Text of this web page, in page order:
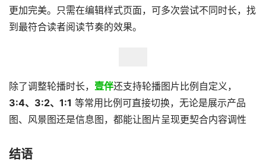
更加完美。只需在编辑样式页面，可多次尝试不同时长，找
到最符合读者阅读节奏的效果。
除了调整轮播时长， 壹伴还支持轮播图片比例自定义，
3:4、3:2、1:1 等常用比例可直接切换，无论是展示产品
图、风景图还是信息图，都能让图片呈现更契合内容调性
结语